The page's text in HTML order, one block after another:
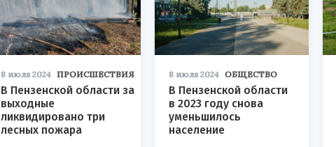
8 июля 2024 ПРОИСШЕСТВИЯ
В Пензенской области за
выходные
ликвидировано три
лесных пожара
8 июля 2024 ОБЩЕСТВО
В Пензенской области
в 2023 году снова
уменьшилось
население